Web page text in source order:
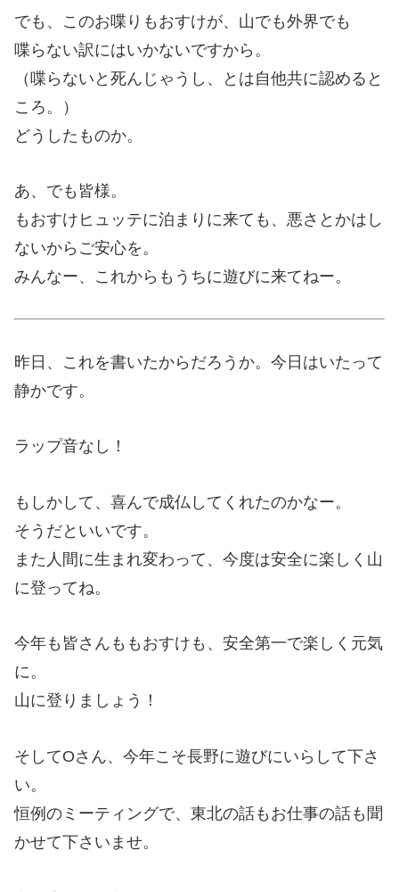
でも、このお喋りもおすけが、山でも外界でも
喋らない訳にはいかないですから。
（喋らないと死んじゃうし、とは自他共に認めると
ころ。）
どうしたものか。
あ、でも皆様。
もおすけヒュッテに泊まりに来ても、悪さとかはし
ないからご安心を。
みんなー、これからもうちに遊びに来てねー。
昨日、これを書いたからだろうか。今日はいたって
静かです。
ラップ音なし！
もしかして、喜んで成仏してくれたのかなー。
そうだといいです。
また人間に生まれ変わって、今度は安全に楽しく山
に登ってね。
今年も皆さんももおすけも、安全第一で楽しく元気
に。
山に登りましょう！
そしてOさん、今年こそ長野に遊びにいらして下さ
い。
恒例のミーティングで、東北の話もお仕事の話も聞
かせて下さいませ。